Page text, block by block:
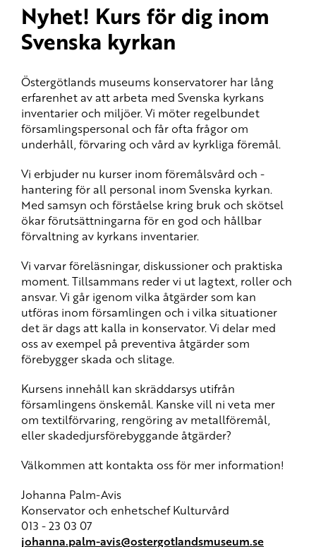
Nyhet! Kurs för dig inom
Svenska kyrkan
Östergötlands museums konservatorer har lång
erfarenhet av att arbeta med Svenska kyrkans
inventarier och miljöer. Vi möter regelbundet
församlingspersonal och får ofta frågor om
underhåll, förvaring och vård av kyrkliga föremål.
Vi erbjuder nu kurser inom föremålsvård och -
hantering för all personal inom Svenska kyrkan.
Med samsyn och förståelse kring bruk och skötsel
ökar förutsättningarna för en god och hållbar
förvaltning av kyrkans inventarier.
Vi varvar föreläsningar, diskussioner och praktiska
moment. Tillsammans reder vi ut lagtext, roller och
ansvar. Vi går igenom vilka åtgärder som kan
utföras inom församlingen och i vilka situationer
det är dags att kalla in konservator. Vi delar med
oss av exempel på preventiva åtgärder som
förebygger skada och slitage.
Kursens innehåll kan skräddarsys utifrån
församlingens önskemål. Kanske vill ni veta mer
om textilförvaring, rengöring av metallföremål,
eller skadedjursförebyggande åtgärder?
Välkommen att kontakta oss för mer information!
Johanna Palm-Avis
Konservator och enhetschef Kulturvård
013 - 23 03 07
johanna.palm-avis@ostergotlandsmuseum.se